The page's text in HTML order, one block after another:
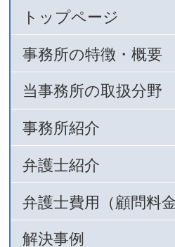
トップページ
事務所の特徴・概要
当事務所の取扱分野
事務所紹介
弁護士紹介
弁護士費用（顧問料
解決事例